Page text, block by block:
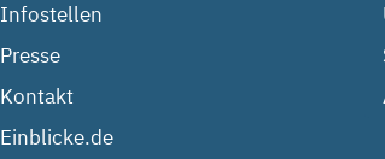
Infostellen
Presse
Kontakt
Einblicke.de